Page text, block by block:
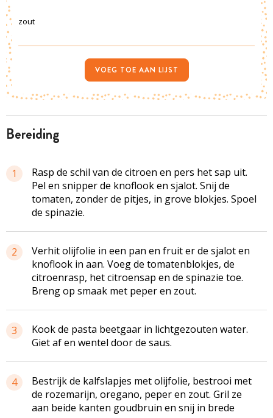
bereiding
1
Rasp de schil van de citroen en pers het sap uit.
Pel en snipper de knoflook en sjalot. Snij de
tomaten, zonder de pitjes, in grove blokjes. Spoel
de spinazie.
2
Verhit olijfolie in een pan en fruit er de sjalot en
knoflook in aan. Voeg de tomatenblokjes, de
citroenrasp, het citroensap en de spinazie toe.
Breng op smaak met peper en zout.
3 Kook de pasta beetgaar in lichtgezouten water.
Giet af en wentel door de saus.
4
Bestrijk de kalfslapjes met olijfolie, bestrooi met
de rozemarijn, oregano, peper en zout. Gril ze
aan beide kanten goudbruin en snij in brede
zout
VOEG TOE AAN LIJST